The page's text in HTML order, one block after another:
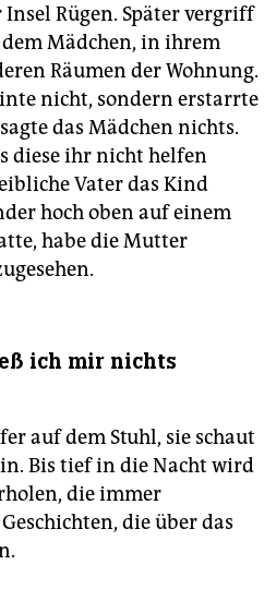
Rügen. Später vergriff
Mädchen, in ihrem
Räumen der Wohnung.
nicht, sondern erstarrte
das Mädchen nichts.
diese ihr nicht helfen
Vater das Kind
hoch oben auf einem
habe die Mutter
ich mir nichts
auf dem Stuhl, sie schaut
Bis tief in die Nacht wird
die immer
die über das